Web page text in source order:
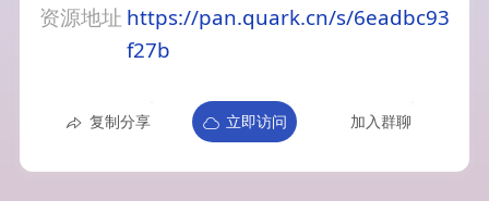
资源地址 https://pan.quark.cn/s/6eadbc93
f27b
复制分享 立即访问 加入群聊